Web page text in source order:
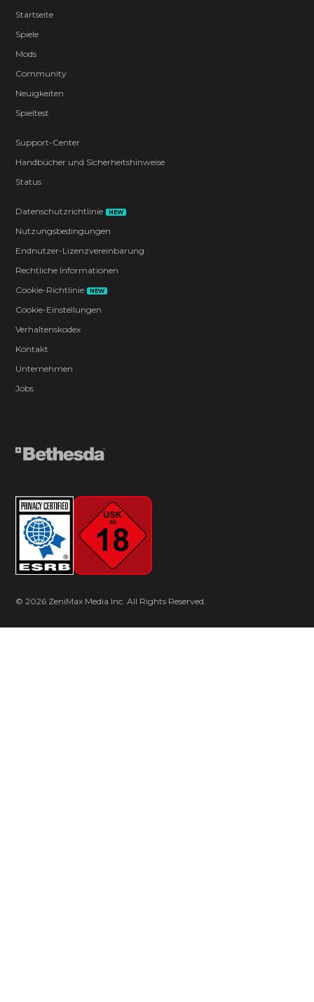
Startseite
Spiele
Mods
Community
Neuigkeiten
Spieltest
Support-Center
Handbücher und Sicherheitshinweise
Status
Datenschutzrichtlinie NEW
Nutzungsbedingungen
Endnutzer-Lizenzvereinbarung
Rechtliche Informationen
Cookie-Richtlinie
NEW
Cookie-Einstellungen
Verhaltenskodex
Kontakt
Unternehmen
Jobs
© 2026 ZeniMax Media Inc. All Rights Reserved.